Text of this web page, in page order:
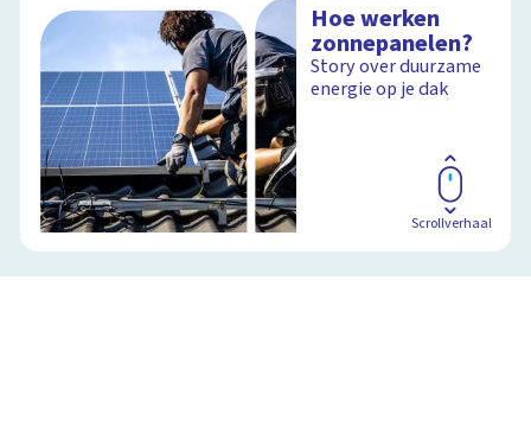
Hoe werken
zonnepanelen?
Story over duurzame
energie op je dak
Scrollverhaal